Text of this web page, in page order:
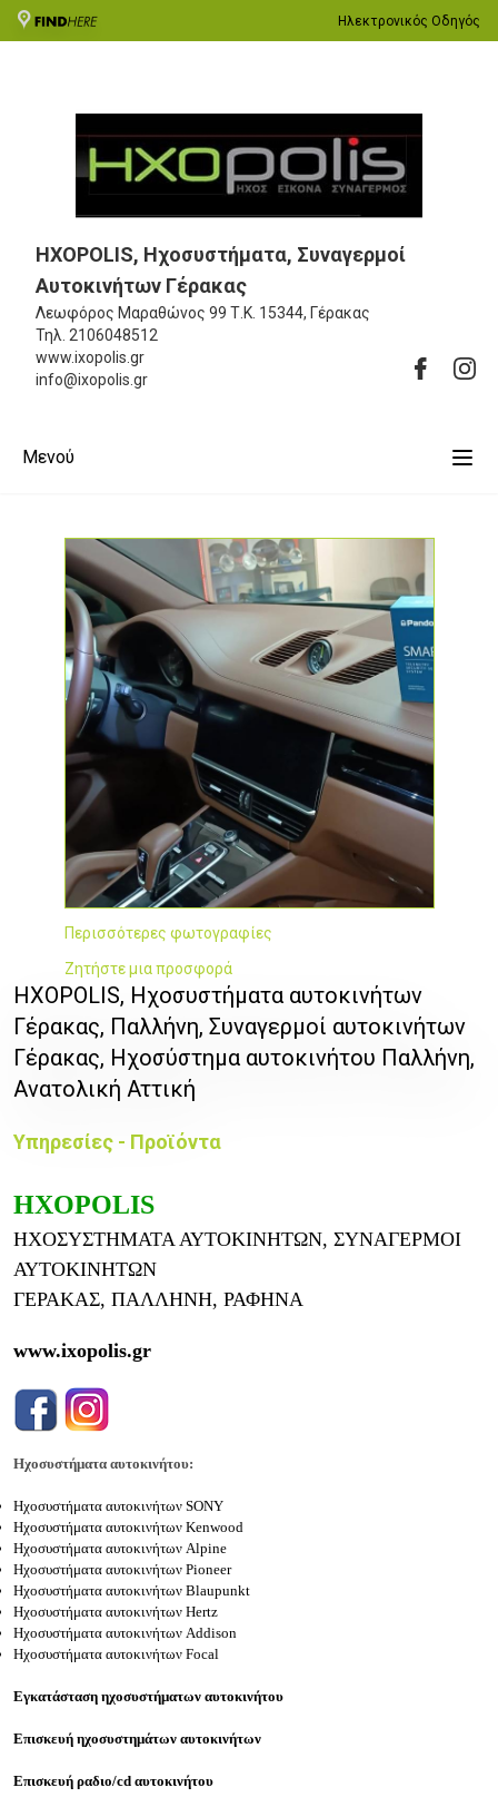
Ηλεκτρονικός Οδηγός
ΗΧΟPOLIS, Ηχοσυστήματα, Συναγερμοί
Αυτοκινήτων Γέρακας
Λεωφόρος Μαραθώνος 99 Τ.Κ. 15344, Γέρακας
Τηλ. 2106048512
www.ixopolis.gr
info@ixopolis.gr
Μενού
Περισσότερες φωτογραφίες
Ζητήστε μια προσφορά
ΗΧΟPOLIS, Ηχοσυστήματα αυτοκινήτων
Γέρακας, Παλλήνη, Συναγερμοί αυτοκινήτων
Γέρακας, Ηχοσύστημα αυτοκινήτου Παλλήνη,
Ανατολική Αττική
Υπηρεσίες - Προϊόντα
ΗΧΟPOLIS
ΗΧΟΣΥΣΤΗΜΑΤΑ ΑΥΤΟΚΙΝΗΤΩΝ, ΣΥΝΑΓΕΡΜΟΙ
ΑΥΤΟΚΙΝΗΤΩΝ
ΓΕΡΑΚΑΣ, ΠΑΛΛΗΝΗ, ΡΑΦΗΝΑ
www.ixopolis.gr
Ηχοσυστήματα αυτοκινήτου:
Ηχοσυστήματα αυτοκινήτων SONY
Ηχοσυστήματα αυτοκινήτων Kenwood
Ηχοσυστήματα αυτοκινήτων Alpine
Ηχοσυστήματα αυτοκινήτων Pioneer
Ηχοσυστήματα αυτοκινήτων Blaupunkt
Ηχοσυστήματα αυτοκινήτων Hertz
Ηχοσυστήματα αυτοκινήτων Addison
Ηχοσυστήματα αυτοκινήτων Focal
Εγκατάσταση ηχοσυστήματων αυτοκινήτου
Επισκευή ηχοσυστημάτων αυτοκινήτων
Επισκευή ραδιο/cd αυτοκινήτου